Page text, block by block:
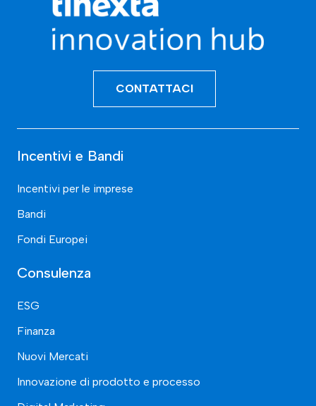
CONTATTACI
Incentivi e Bandi
Incentivi per le imprese
Bandi
Fondi Europei
Consulenza
ESG
Finanza
Nuovi Mercati
Innovazione di prodotto e processo